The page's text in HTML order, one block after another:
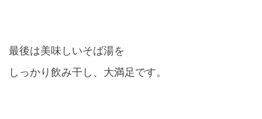
最後は美味しいそば湯を
しっかり飲み干し、大満足です。